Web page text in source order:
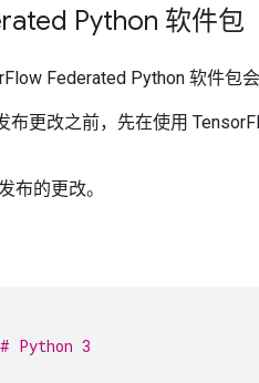
Python 软件包
Federated Python 软件包会
布更改之前，先在使用
布的更改。
# Python 3